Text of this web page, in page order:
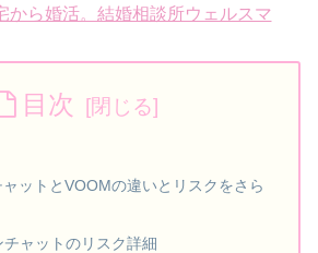
から婚活。結婚相談所ウェルスマ
目次
ットとVOOMの違いとリスクをさら
チャットのリスク詳細